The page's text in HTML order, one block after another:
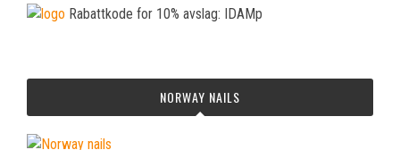
Rabattkode for 10% avslag: IDAMp
NORWAY NAILS